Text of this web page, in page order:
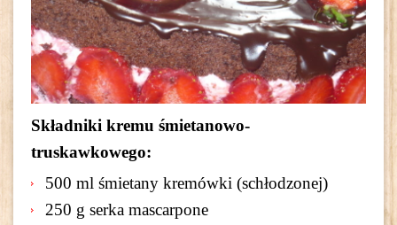
Składniki kremu śmietanowo-
truskawkowego:
500 ml śmietany kremówki (schłodzonej)
250 g serka mascarpone